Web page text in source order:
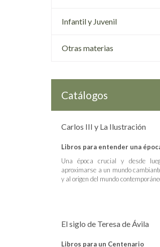
Infantil y Juvenil
Otras materias
Catálogos
Carlos III y La Ilustración
Libros para entender una
Una época crucial y desde
aproximarse a un mundo
y al origen del mundo
El siglo de Teresa de Ávila
Libros para un Centenario